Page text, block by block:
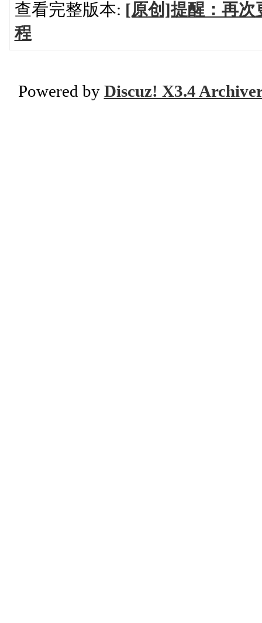
查看完整版本: [原创]提醒：再次
程
Powered by Discuz! X3.4